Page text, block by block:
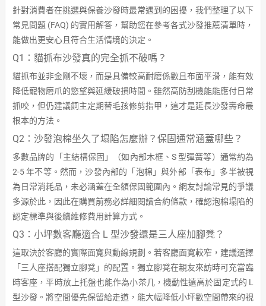
針對消費者在挑選與保養沙發時最常遇到的困擾，我們整理了以下
常見問題 (FAQ) 的實用解答，幫助您在參考各式沙發推薦清單時，
能做出更安心且符合生活情境的決定。
Q1：貓抓布沙發真的完全抓不破嗎？
貓抓布並非金剛不壞，而是具備較高耐磨係數且布面平滑，能有效
降低寵物磨爪的慾望與延緩破損時間。雖然高防刮機能能應付日常
抓咬，但仍建議飼主定期替毛孩修剪指甲，這才是延長沙發壽命最
根本的方法。
Q2：沙發泡棉坐久了塌陷怎麼辦？保固通常涵蓋哪些？
多數品牌的「主結構保固」（如內部木框、S 型彈簧等）通常約為
2-5 年不等。然而，沙發內部的「泡棉」與外部「表布」多半被視
為日常消耗品，未必涵蓋在全額保固範圍內。網友討論常見的爭議
多源於此，因此在購買前務必詳細閱讀合約條款，確認泡棉塌陷的
認定標準與後續維修費用計算方式。
Q3：小坪數客廳適合 L 型沙發還是三人座加腳凳？
這取決於客廳的實際面寬與動線規劃。若客廳面寬較窄，建議選擇
「三人座搭配獨立腳凳」的配置。獨立腳凳在親友來訪時可充當臨
時客座，平時放上托盤也能作為小茶几，機動性遠高於固定式的 L
型沙發。將空間優先保留給走道，能大幅降低小坪數空間帶來的視